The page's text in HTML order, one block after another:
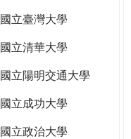
國立臺灣大學
國立清華大學
國立陽明交通大學
國立成功大學
國立政治大學